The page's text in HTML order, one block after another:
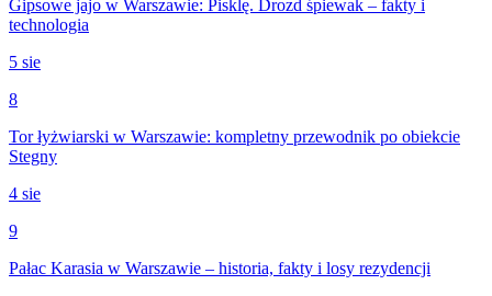
Gipsowe jajo w Warszawie: Pisklę. Drozd śpiewak – fakty i
technologia
5 sie
8
Tor łyżwiarski w Warszawie: kompletny przewodnik po obiekcie
Stegny
4 sie
9
Pałac Karasia w Warszawie – historia, fakty i losy rezydencji